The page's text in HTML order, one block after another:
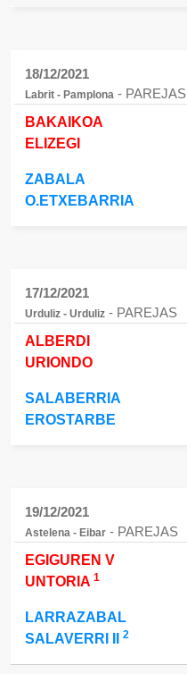
18/12/2021
Labrit - Pamplona - PAREJAS
BAKAIKOA
ELIZEGI
ZABALA
O.ETXEBARRIA
17/12/2021
Urduliz - Urduliz - PAREJAS
ALBERDI
URIONDO
SALABERRIA
EROSTARBE
19/12/2021
Astelena - Eibar - PAREJAS
EGIGUREN V
UNTORIA 1
LARRAZABAL
SALAVERRI II
2